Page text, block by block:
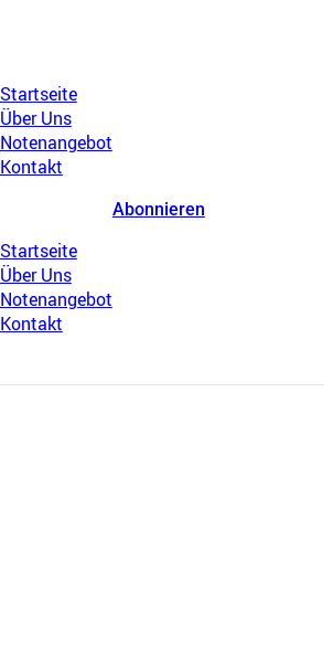
Startseite
Über Uns
Notenangebot
Kontakt
Startseite
Über Uns
Notenangebot
Kontakt
Abonnieren